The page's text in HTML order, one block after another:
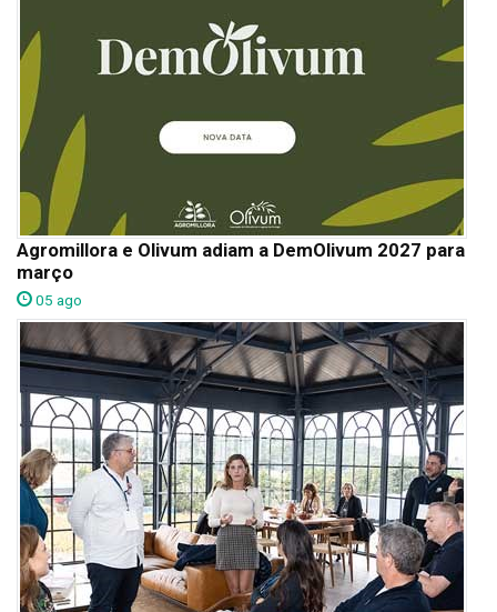
Agromillora e Olivum adiam a DemOlivum 2027 para
março
05 ago